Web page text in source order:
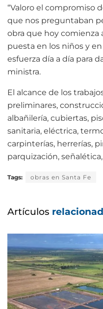
“Valoro el compromiso
que nos preguntaban
obra que hoy comienza
puesta en los niños y
esfuerza día a día para
ministra.
El alcance de los
preliminares,
albañilería, cubiertas,
sanitaria, eléctrica,
carpinterías, herrerías,
parquización,
Tags: obras en Santa Fe
Artículos